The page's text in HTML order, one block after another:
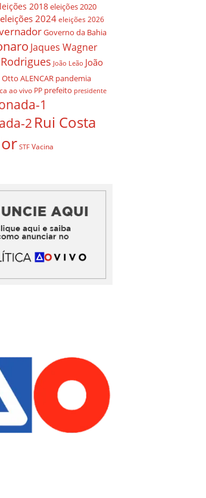
2018eleições 2020
eleições 2024 eleições 2026
Governo da Bahia
Jaques Wagner
João Leão João
Otto ALENCAR pandemia
ao vivo PP prefeito presidente
1
2 Rui Costa
STF Vacina